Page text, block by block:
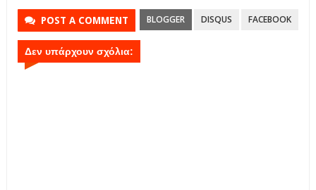
POST A COMMENT BLOGGER DISQUS FACEBOOK
Δεν υπάρχουν σχόλια: